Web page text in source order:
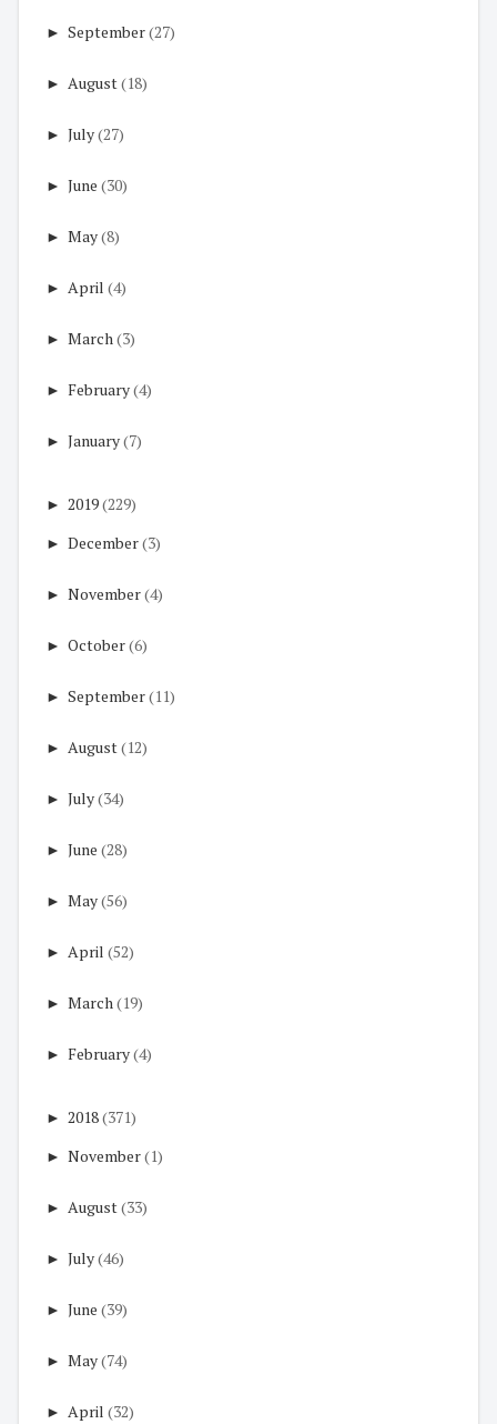
► September(27)
► August(18)
► July(27)
► June (30)
► May(8)
► April (4)
► March(3)
► February(4)
► January(7)
► 2019(229)
► December(3)
► November(4)
► October(6)
► September(11)
► August(12)
► July(34)
► June (28)
► May(56)
► April (52)
► March(19)
► February(4)
► 2018(371)
► November(1)
► August(33)
► July(46)
► June (39)
► May(74)
► April (32)